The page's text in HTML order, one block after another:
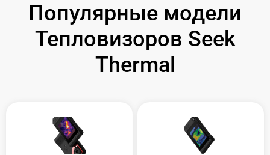
Популярные модели
Тепловизоров Seek
Thermal